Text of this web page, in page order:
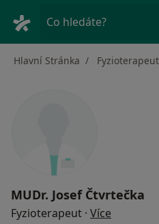
Co hledáte?
Hlavní Stránka Fyzioterapeut
MUDr. Josef Čtvrtečka
Fyzioterapeut · Více